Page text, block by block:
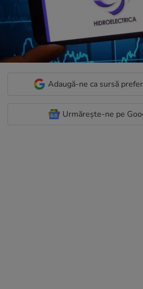
Adaugă-ne ca sursă
Urmărește-ne pe